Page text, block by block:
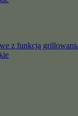
z funkcją